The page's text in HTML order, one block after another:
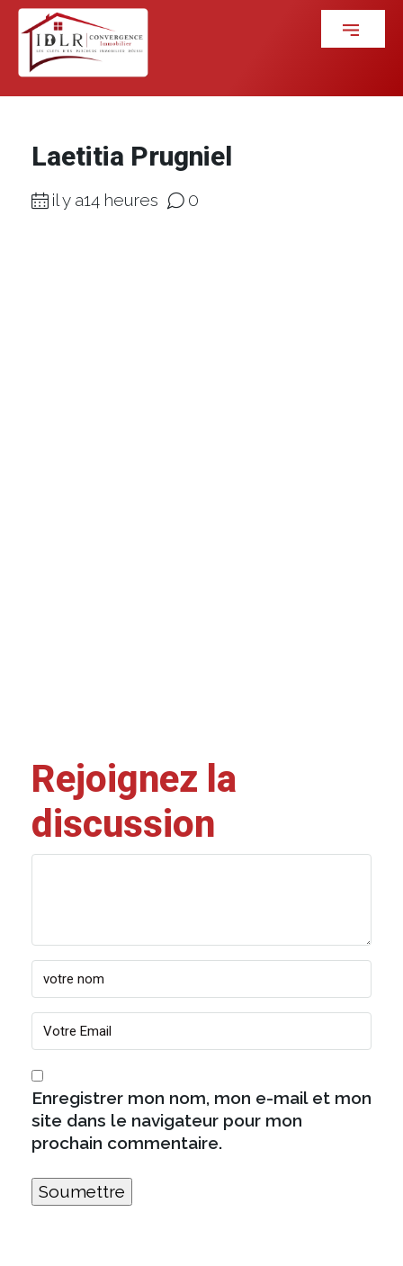
Laetitia Prugniel
il y a14 heures 0
Rejoignez la
discussion
Enregistrer mon nom, mon e-mail et mon
site dans le navigateur pour mon
prochain commentaire.